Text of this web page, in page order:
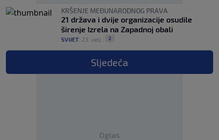
KRŠENJE MEĐUNARODNOG PRAVA
21 država i dvije organizacije osudile
širenje Izrela na Zapadnoj obali
SVIJET 23. velj. 2
Sljedeća
Oglas